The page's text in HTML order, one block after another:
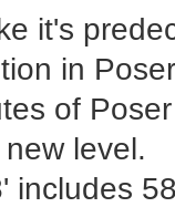
it's
in
of
level.
includes